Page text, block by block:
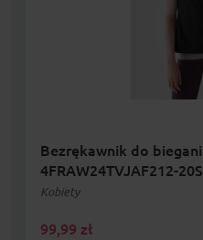
Bezrękawnik do
4FRAW24TVJAF212-20S
Kobiety
99,99 zł